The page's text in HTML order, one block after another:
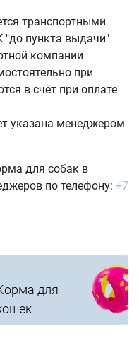
транспортными
пункта выдачи"
компании
при
в счёт при оплате
указана менеджером
для собак в
по телефону: +7
для